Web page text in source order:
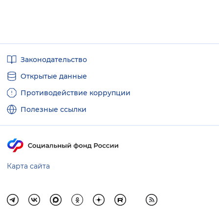
ссылкиЗаконодательство
Открытые данные
Противодействие коррупции
Полезные ссылки
Карта сайта